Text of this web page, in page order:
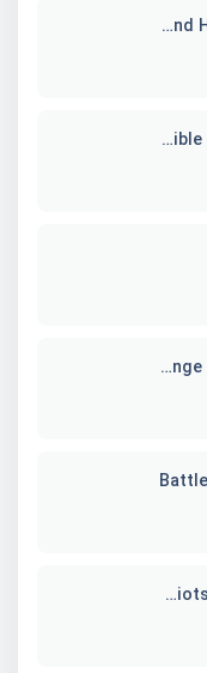
سریال Marie and Her Three Daddies
برنامه تلویزیونی Whenever Possible Season 4
برنامه تلویزیونی EXchange Season 4
برنامه تلویزیونی Three Idiots in Kenya